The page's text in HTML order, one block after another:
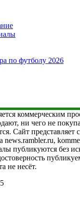
по футболу 2026
коммерческим
ни чего не
Сайт представляет
news.rambler.ru,
публикуются без
не несёт.